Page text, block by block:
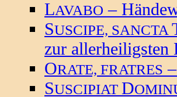
LAVABO –
SUSCIPE, SANCTA
zur
ORATE, FRATRES
SUSCIPIAT D